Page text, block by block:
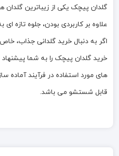
گلدان پیچک یکی از زیباترین
علاوه بر کاربردی بودن، جلوه تازه
اگر به دنبال خرید گلدانی جذاب،
خرید گلدان پیچک را به شما
های مورد استفاده در فرآیند آماده
قابل شستشو می باشد.